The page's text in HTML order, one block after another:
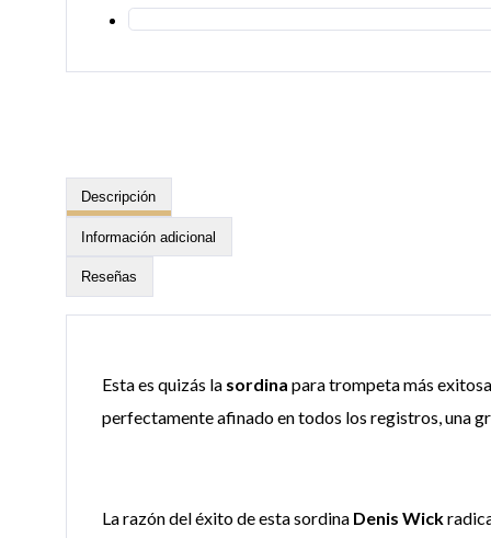
Descripción
Información adicional
Reseñas
Esta es quizás la sordina para trompeta más
perfectamente afinado en todos los registros, una
La razón del éxito de esta sordina Denis Wick